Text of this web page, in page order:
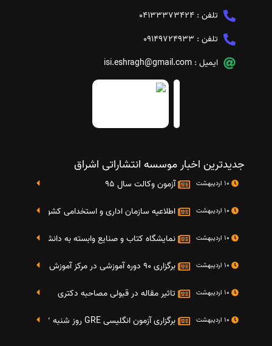
تلفن : 04133373424
تلفن : 09149724933
ایمیل : isi.eshragh@gmail.com
جدیدترین اخبار موسسه انتشاراتی اشراق
آزمون وکالت سال 95
اطلاعیه سازمان اداری و استخدامی کشور در خصوص
نمایشگاه کتاب و صنایع وابسته به دانشگاه صنعتی شریف 4 الی 8 مهر
برگزاری 90 دوره آموزشی در مرکز آموزش فرهنگی دانشگاه علامه
تاثیر مقاله در قبولی مصاحبه دکتری
برگزاری آزمون انگلیسی GRE روز شنبه 27 شهریور(مقارن با 17 سپتامبر 2016)